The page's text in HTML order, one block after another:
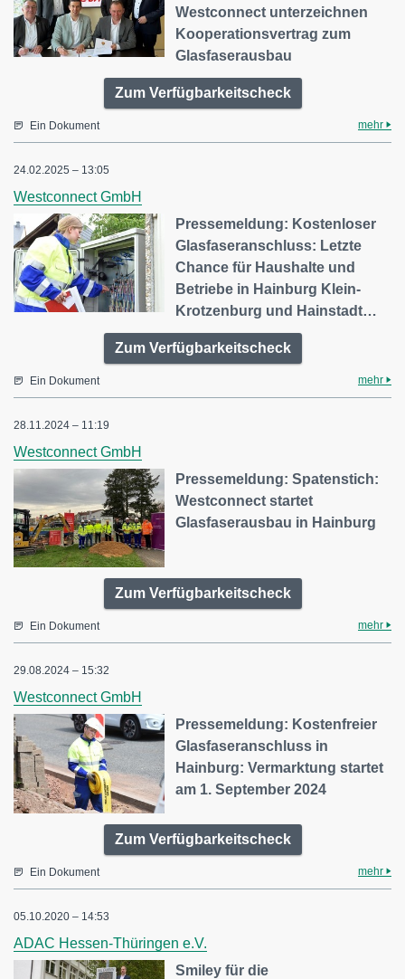
Westconnect unterzeichnen
Kooperationsvertrag zum
Glasfaserausbau
Zum Verfügbarkeitscheck
Ein Dokument mehr
24.02.2025 – 13:05
Westconnect GmbH
Pressemeldung: Kostenloser
Glasfaseranschluss: Letzte
Chance für Haushalte und
Betriebe in Hainburg Klein-
Krotzenburg und Hainstadt…
Zum Verfügbarkeitscheck
Ein Dokument mehr
28.11.2024 – 11:19
Westconnect GmbH
Pressemeldung: Spatenstich:
Westconnect startet
Glasfaserausbau in Hainburg
Zum Verfügbarkeitscheck
Ein Dokument mehr
29.08.2024 – 15:32
Westconnect GmbH
Pressemeldung: Kostenfreier
Glasfaseranschluss in
Hainburg: Vermarktung startet
am 1. September 2024
Zum Verfügbarkeitscheck
Ein Dokument mehr
05.10.2020 – 14:53
ADAC Hessen-Thüringen e.V.
Smiley für die